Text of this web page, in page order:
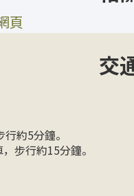
頁
交
約5分鐘。
步行約15分鐘。